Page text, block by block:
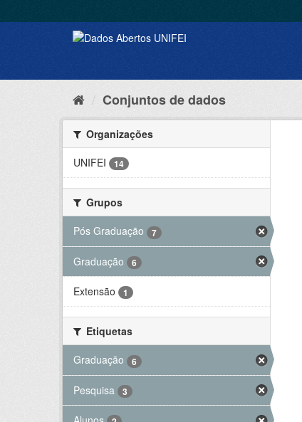
Conjuntos de dados
Organizações
UNIFEI
14
Grupos
Pós Graduação
7
Graduação 6
Extensão 1
Etiquetas
Graduação
6
Pesquisa 3